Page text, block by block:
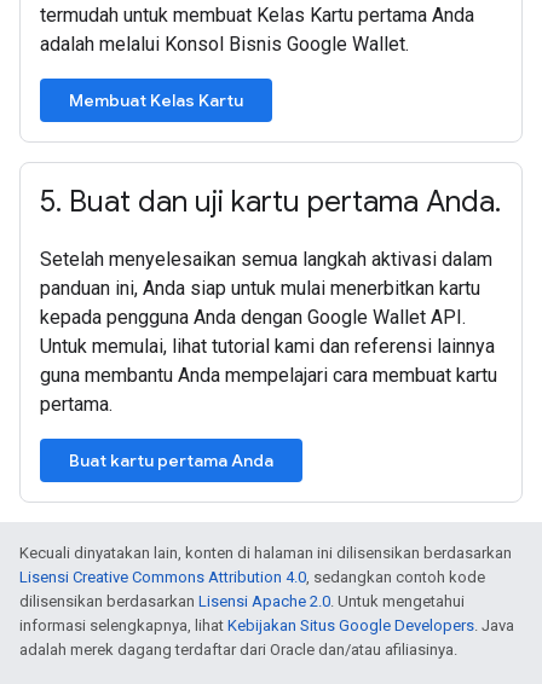
termudah untuk membuat Kelas Kartu pertama Anda
adalah melalui Konsol Bisnis Google Wallet.
Membuat Kelas Kartu
5. Buat dan uji kartu pertama Anda.
Setelah menyelesaikan semua langkah aktivasi dalam
panduan ini, Anda siap untuk mulai menerbitkan kartu
kepada pengguna Anda dengan Google Wallet API.
Untuk memulai, lihat tutorial kami dan referensi lainnya
guna membantu Anda mempelajari cara membuat kartu
pertama.
Buat kartu pertama Anda
Kecuali dinyatakan lain, konten di halaman ini dilisensikan berdasarkan
Lisensi Creative Commons Attribution 4.0, sedangkan contoh kode
dilisensikan berdasarkan Lisensi Apache 2.0. Untuk mengetahui
informasi selengkapnya, lihat Kebijakan Situs Google Developers. Java
adalah merek dagang terdaftar dari Oracle dan/atau afiliasinya.